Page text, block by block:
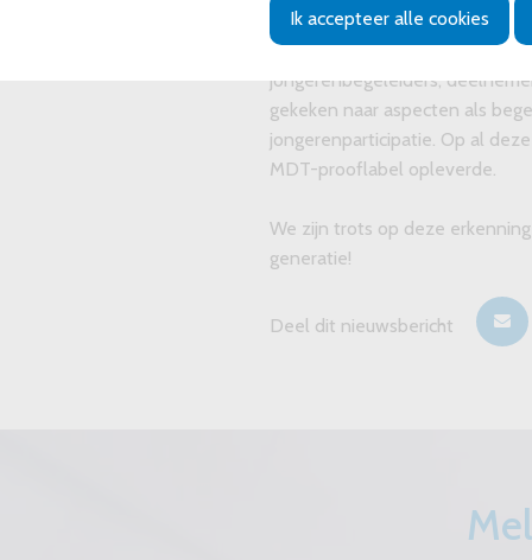
Een team van
jongerenbegeleiders,
gekeken naar aspecten als
jongerenparticipatie. Op al
MDT-prooflabel opleverde.
We zijn trots op deze
generatie!
Deel dit nieuwsbericht
Ik accepteer alle cookies